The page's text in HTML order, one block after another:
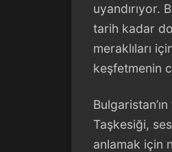
uyandırıyor.
tarih kadar
meraklıları
keşfetmenin
Taşkesiği,
anlamak için